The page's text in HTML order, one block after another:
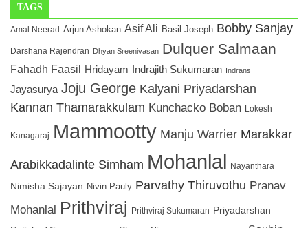
TAGS
Amal Neerad Arjun Ashokan Asif Ali Basil Joseph Bobby Sanjay
Darshana Rajendran Dhyan Sreenivasan Dulquer Salmaan
Fahadh Faasil Hridayam Indrajith Sukumaran Indrans
Jayasurya Joju George Kalyani Priyadarshan
Kannan Thamarakkulam Kunchacko Boban Lokesh
Kanagaraj Mammootty Manju Warrier Marakkar
Arabikkadalinte Simham Mohanlal Nayanthara
Nimisha Sajayan Nivin Pauly Parvathy Thiruvothu Pranav
Mohanlal Prithviraj Prithviraj Sukumaran Priyadarshan